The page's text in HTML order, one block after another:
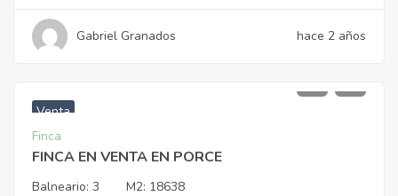
Gabriel Granados hace 2 años
Venta
Finca
FINCA EN VENTA EN PORCE
Balneario: 3 M2: 18638